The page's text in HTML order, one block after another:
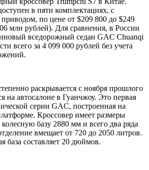
в пяти комплектациях, с
по цене от $209 800 до $249
млн рублей). Для сравнения, в России
вседорожный седан GAC Chuanqi
всего за 4 099 000 рублей без учета
раскрывается с ноября прошлого
на автосалоне в Гуанчжоу. Это первая
серии GAC, построенная на
Кроссовер имеет размеры
базу 2880 мм и всего два ряда
вмещает от 720 до 2050 литров.
база составляет 20 дюймов.